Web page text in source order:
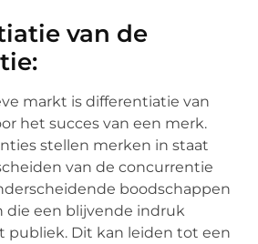
van de
markt is differentiatie van
het succes van een merk.
stellen merken in staat
van de concurrentie
boodschappen
die een blijvende indruk
publiek. Dit kan leiden tot een